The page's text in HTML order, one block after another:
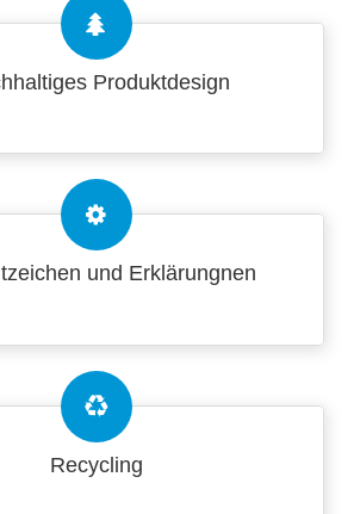
Produktdesign
und Erklärungnen
Recycling